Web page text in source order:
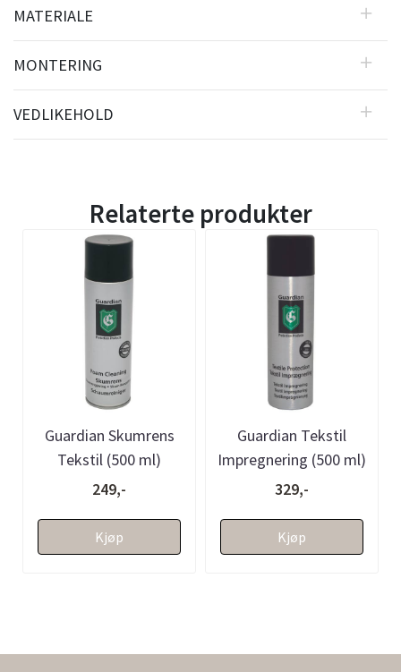
MATERIALE
MONTERING
VEDLIKEHOLD
Relaterte produkter
Guardian Skumrens
Tekstil (500 ml)
249,-
Kjøp
Guardian Tekstil
Impregnering (500 ml)
329,-
Kjøp